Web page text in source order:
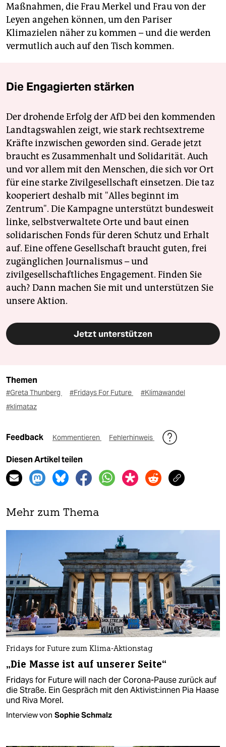
Maßnahmen, die Frau Merkel und Frau von der
Leyen angehen können, um den Pariser
Klimazielen näher zu kommen – und die werden
vermutlich auch auf den Tisch kommen.
Die Engagierten stärken
Der drohende Erfolg der AfD bei den kommenden
Landtagswahlen zeigt, wie stark rechtsextreme
Kräfte inzwischen geworden sind. Gerade jetzt
braucht es Zusammenhalt und Solidarität. Auch
und vor allem mit den Menschen, die sich vor Ort
für eine starke Zivilgesellschaft einsetzen. Die taz
kooperiert deshalb mit "Alles beginnt im
Zentrum". Die Kampagne unterstützt bundesweit
linke, selbstverwaltete Orte und baut einen
solidarischen Fonds für deren Schutz und Erhalt
auf. Eine offene Gesellschaft braucht guten, frei
zugänglichen Journalismus – und
zivilgesellschaftliches Engagement. Finden Sie
auch? Dann machen Sie mit und unterstützen Sie
unsere Aktion.
Jetzt unterstützen
Themen
#Greta Thunberg #Fridays For Future
#Klimawandel
#klimataz
Feedback Kommentieren Fehlerhinweis
Diesen Artikel teilen
Mehr zum Thema
Fridays for Future zum Klima-Aktionstag
„Die Masse ist auf unserer Seite“
Fridays for Future will nach der Corona-Pause zurück auf
die Straße. Ein Gespräch mit den Aktivist:innen Pia Haase
und Riva Morel.
Interview von Sophie Schmalz